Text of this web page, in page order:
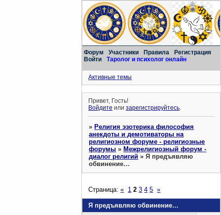
Форум Участники Правила
Регистрация
Войти
Таролог и психолог онлайн
Активные темы
Привет, Гость!
Войдите илизарегистрируйтесь.
»Религия эзотерика философия
анекдоты и демотиваторы на
религиозном форуме - религиозные
форумы »Межрелигиозный форум -
диалог религий »Я предъявляю
обвинение…
Я предъявляю обвинение…
Страница:« 1 2 3 4 5 »